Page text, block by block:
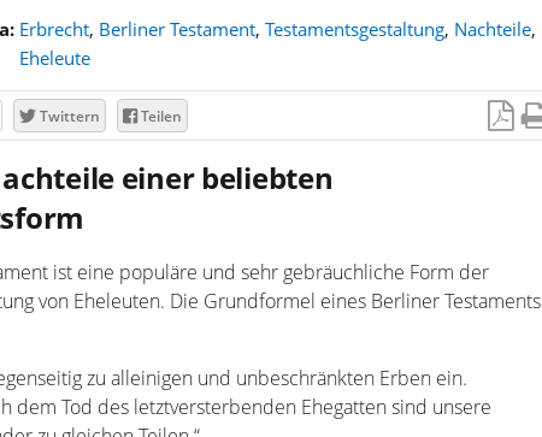
Erbrecht, Berliner Testament, Testamentsgestaltung, Nachteile,
Eheleute
Twittern Teilen
einer beliebten
ist eine populäre und sehr gebräuchliche Form der
von Eheleuten. Die Grundformel eines Berliner Testaments
zu alleinigen und unbeschränkten Erben ein.
dem Tod des letztversterbenden Ehegatten sind unsere